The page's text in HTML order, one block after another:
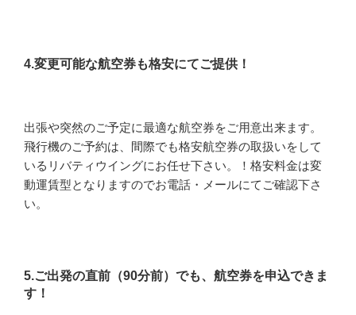
4.変更可能な航空券も格安にてご提供！
出張や突然のご予定に最適な航空券をご用意出来ます。
飛行機のご予約は、間際でも格安航空券の取扱いをして
いるリバティウイングにお任せ下さい。！格安料金は変
動運賃型となりますのでお電話・メールにてご確認下さ
い。
5.ご出発の直前（90分前）でも、航空券を申込できま
す！